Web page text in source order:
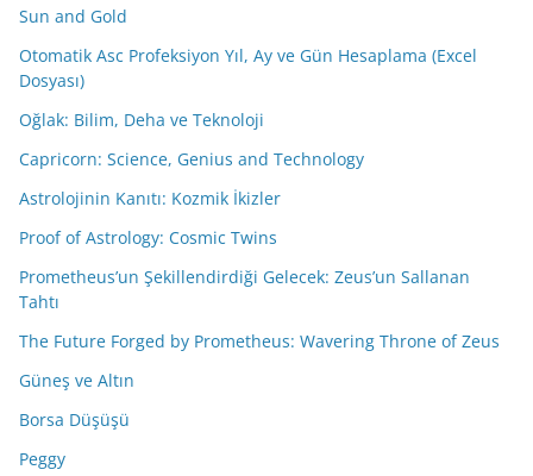
Sun and Gold
Otomatik Asc Profeksiyon Yıl, Ay ve Gün Hesaplama (Excel
Dosyası)
Oğlak: Bilim, Deha ve Teknoloji
Capricorn: Science, Genius and Technology
Astrolojinin Kanıtı: Kozmik İkizler
Proof of Astrology: Cosmic Twins
Prometheus’un Şekillendirdiği Gelecek: Zeus’un Sallanan
Tahtı
The Future Forged by Prometheus: Wavering Throne of Zeus
Güneş ve Altın
Borsa Düşüşü
Peggy